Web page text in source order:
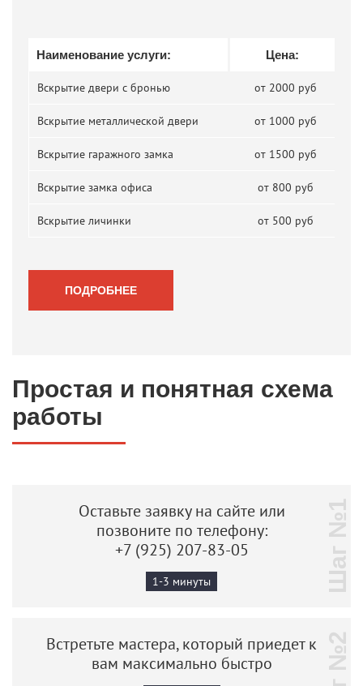
Простая и понятная схема
работы
Оставьте заявку на сайте или
позвоните по телефону:
+7 (925) 207-83-05
1-3 минуты Шаг №1
Встретьте мастера, который приедет к
вам максимально быстро
Наименование услуги: Цена:
Вскрытие двери с бронью от 2000 руб
Вскрытие металлической двери от 1000 руб
Вскрытие гаражного замка от 1500 руб
Вскрытие замка офиса от 800 руб
Вскрытие личинки от 500 руб
ПОДРОБНЕЕ